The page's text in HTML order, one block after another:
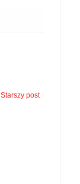
Starszy post